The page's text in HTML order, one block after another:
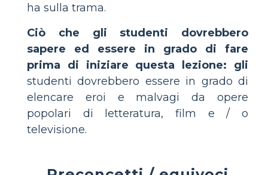
ha sulla trama.
Ciò che gli studenti dovrebbero
sapere ed essere in grado di fare
prima di iniziare questa lezione: gli
studenti dovrebbero essere in grado di
elencare eroi e malvagi da opere
popolari di letteratura, film e / o
televisione.